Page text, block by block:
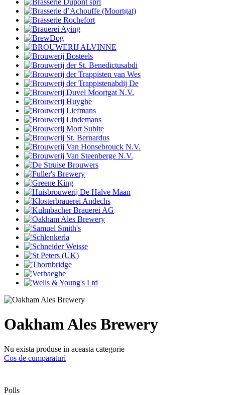
Oakham Ales Brewery
Nu exista produse in aceasta categorie
Cos de cumparaturi
Polls